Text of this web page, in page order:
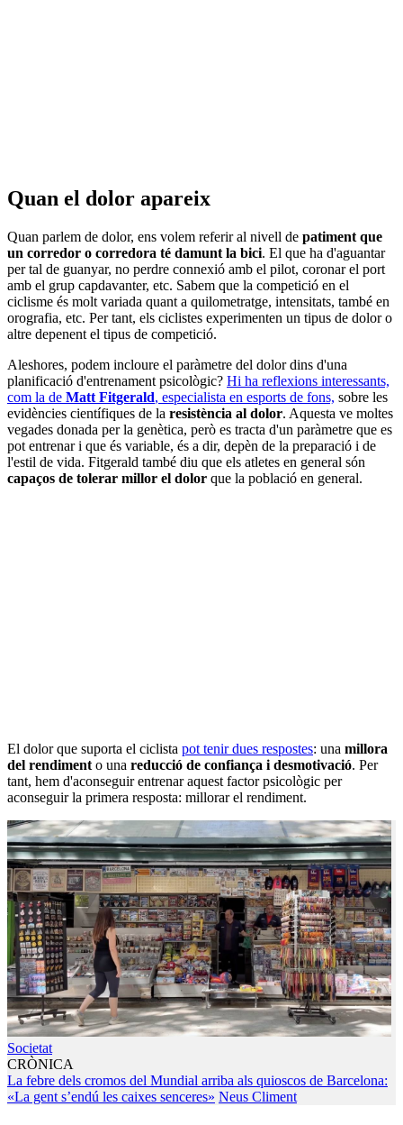
Quan el dolor apareix
Quan parlem de dolor, ens volem referir al nivell de patiment que
un corredor o corredora té damunt la bici. El que ha d'aguantar
per tal de guanyar, no perdre connexió amb el pilot, coronar el port
amb el grup capdavanter, etc. Sabem que la competició en el
ciclisme és molt variada quant a quilometratge, intensitats, també en
orografia, etc. Per tant, els ciclistes experimenten un tipus de dolor o
altre depenent el tipus de competició.
Aleshores, podem incloure el paràmetre del dolor dins d'una
planificació d'entrenament psicològic? Hi ha reflexions interessants,
com la de Matt Fitgerald, especialista en esports de fons, sobre les
evidències científiques de la resistència al dolor. Aquesta ve moltes
vegades donada per la genètica, però es tracta d'un paràmetre que es
pot entrenar i que és variable, és a dir, depèn de la preparació i de
l'estil de vida. Fitgerald també diu que els atletes en general són
capaços de tolerar millor el dolor que la població en general.
El dolor que suporta el ciclista pot tenir dues respostes: una millora
del rendiment o una reducció de confiança i desmotivació. Per
tant, hem d'aconseguir entrenar aquest factor psicològic per
aconseguir la primera resposta: millorar el rendiment.
Societat
CRÒNICA
La febre dels cromos del Mundial arriba als quioscos de Barcelona:
«La gent s’endú les caixes senceres» Neus Climent